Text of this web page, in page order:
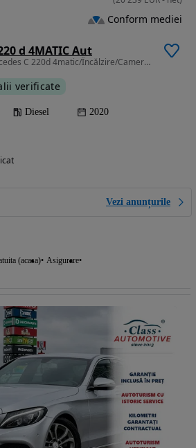
d 4MATIC Aut
1950 cm3 • 194 CP • Mercedes C 220d 4matic/Încălzire/Camera/ModuriCondus - Garantie
verificate
Diesel 2020
Vezi anunțurile
(acasa) Asigurare
Conform mediei